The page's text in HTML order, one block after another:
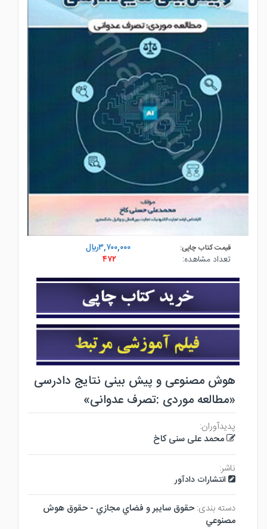
قیمت کتاب چاپی:
۳,۷۰۰,۰۰۰ريال
تعداد مشاهده:
۴۷۲
هوش مصنوعی و پیش بینی نتایج دادرسی
«مطالعه موردی :تصرف عدوانی»
پدیدآوران:
محمد علی سنی کاخ
ناشر:
انتشارات دادآور
دسته بندی: حقوق سايبر و فضاي مجازي - حقوق هوش
مصنوعي